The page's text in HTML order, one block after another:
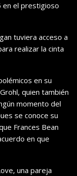
en el prestigioso
tuviera acceso a
realizar la cinta
en su
quien también
momento del
se conoce su
Frances Bean
en que
una pareja